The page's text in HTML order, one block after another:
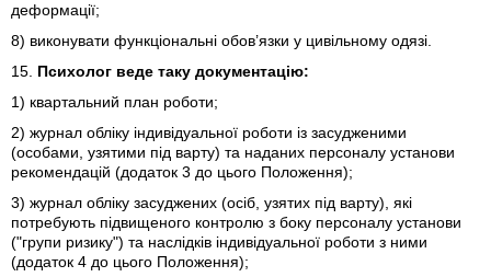
деформації;
8) виконувати функціональні обов’язки у цивільному одязі.
15. Психолог веде таку документацію:
1) квартальний план роботи;
2) журнал обліку індивідуальної роботи із засудженими
(особами, узятими під варту) та наданих персоналу установи
рекомендацій (додаток 3 до цього Положення);
3) журнал обліку засуджених (осіб, узятих під варту), які
потребують підвищеного контролю з боку персоналу установи
("групи ризику") та наслідків індивідуальної роботи з ними
(додаток 4 до цього Положення);